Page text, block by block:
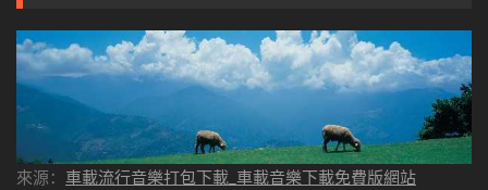
來源： 車載流行音樂打包下載_車載音樂下載免費版網站